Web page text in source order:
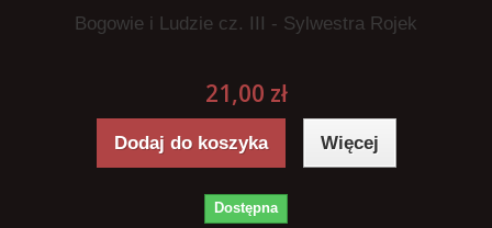
Bogowie i Ludzie cz. III - Sylwestra Rojek
21,00 zł
Dodaj do koszyka Więcej
Dostępna